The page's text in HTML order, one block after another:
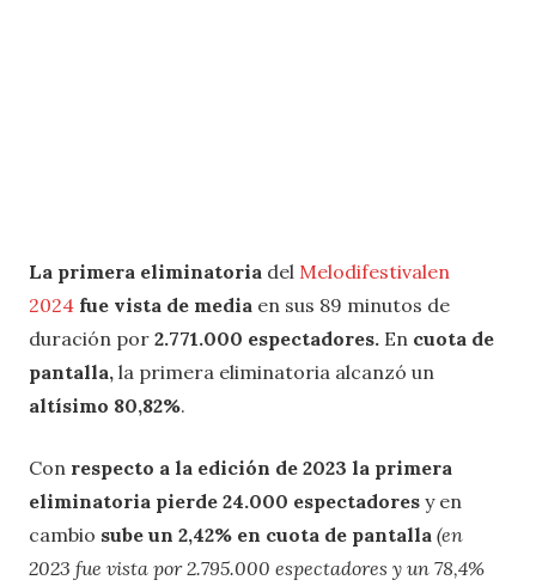
La primera eliminatoria del Melodifestivalen
2024 fue vista de media en sus 89 minutos de
duración por 2.771.000 espectadores. En cuota de
pantalla, la primera eliminatoria alcanzó un
altísimo 80,82%.
Con respecto a la edición de 2023 la primera
eliminatoria pierde 24.000 espectadores y en
cambio sube un 2,42% en cuota de pantalla (en
2023 fue vista por 2.795.000 espectadores y un 78,4%